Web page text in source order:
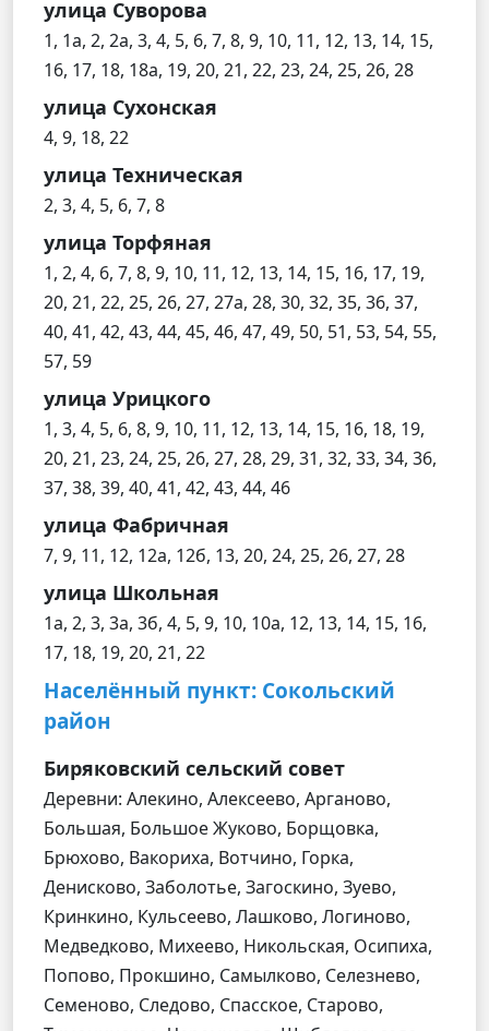
улица Суворова
1, 1а, 2, 2а, 3, 4, 5, 6, 7, 8, 9, 10, 11, 12, 13, 14, 15,
16, 17, 18, 18а, 19, 20, 21, 22, 23, 24, 25, 26, 28
улица Сухонская
4, 9, 18, 22
улица Техническая
2, 3, 4, 5, 6, 7, 8
улица Торфяная
1, 2, 4, 6, 7, 8, 9, 10, 11, 12, 13, 14, 15, 16, 17, 19,
20, 21, 22, 25, 26, 27, 27а, 28, 30, 32, 35, 36, 37,
40, 41, 42, 43, 44, 45, 46, 47, 49, 50, 51, 53, 54, 55,
57, 59
улица Урицкого
1, 3, 4, 5, 6, 8, 9, 10, 11, 12, 13, 14, 15, 16, 18, 19,
20, 21, 23, 24, 25, 26, 27, 28, 29, 31, 32, 33, 34, 36,
37, 38, 39, 40, 41, 42, 43, 44, 46
улица Фабричная
7, 9, 11, 12, 12а, 12б, 13, 20, 24, 25, 26, 27, 28
улица Школьная
1а, 2, 3, 3а, 3б, 4, 5, 9, 10, 10а, 12, 13, 14, 15, 16,
17, 18, 19, 20, 21, 22
Населённый пункт: Сокольский
район
Биряковский сельский совет
Деревни: Алекино, Алексеево, Арганово,
Большая, Большое Жуково, Борщовка,
Брюхово, Вакориха, Вотчино, Горка,
Денисково, Заболотье, Загоскино, Зуево,
Кринкино, Кульсеево, Лашково, Логиново,
Медведково, Михеево, Никольская, Осипиха,
Попово, Прокшино, Самылково, Селезнево,
Семеново, Следово, Спасское, Старово,